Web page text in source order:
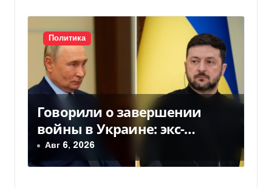
мПолитика
Говорили о завершении
войны в Украине: экс-
чиновники ЕС и РФ провели
тайные переговоры, — СМИ
Авг 6, 2026